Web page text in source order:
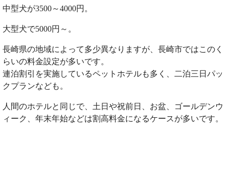
中型犬が3500～4000円。
大型犬で5000円～。
長崎県の地域によって多少異なりますが、長崎市ではこのく
らいの料金設定が多いです。
連泊割引を実施しているペットホテルも多く、二泊三日パッ
クプランなども。
人間のホテルと同じで、土日や祝前日、お盆、ゴールデンウ
ィーク、年末年始などは割高料金になるケースが多いです。